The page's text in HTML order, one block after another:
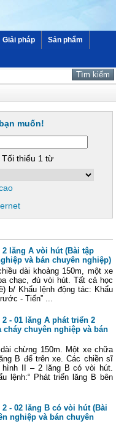
Giải pháp Sản phẩm
muốn!
Tối thiểu 1 từ
lăng A vòi hút (Bài tập
và bán chuyên nghiệp)
dài khoảng 150m, một xe
chạc, đủ vòi hút. Tất cả học
b/ Khẩu lệnh động tác: Khẩu
- Tiến” ...
- 01 lăng A phát triển 2
chuyên nghiệp và bán
chừng 150m. Một xe chữa
B để trên xe. Các chiền sĩ
II – 2 lăng B có vòi hút.
lệnh:“ Phát triển lăng B bên
- 02 lăng B có vòi hút (Bài
nghiệp và bán chuyên